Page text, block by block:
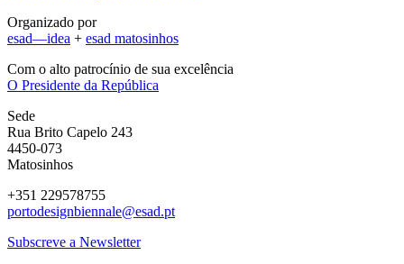
Organizado por
esad—idea + esad matosinhos
Com o alto patrocínio de sua excelência
O Presidente da República
Sede
Rua Brito Capelo 243
4450-073
Matosinhos
+351 229578755
portodesignbiennale@esad.pt
Subscreve a Newsletter